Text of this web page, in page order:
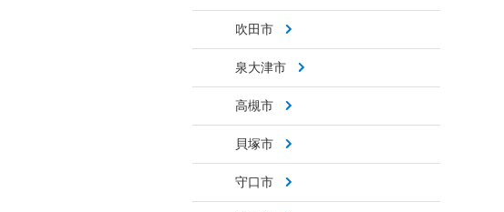
吹田市
泉大津市
高槻市
貝塚市
守口市